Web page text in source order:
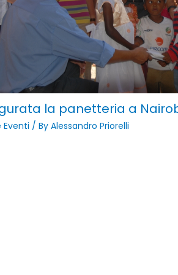
la panetteria a
Eventi / By Alessandro Priorelli